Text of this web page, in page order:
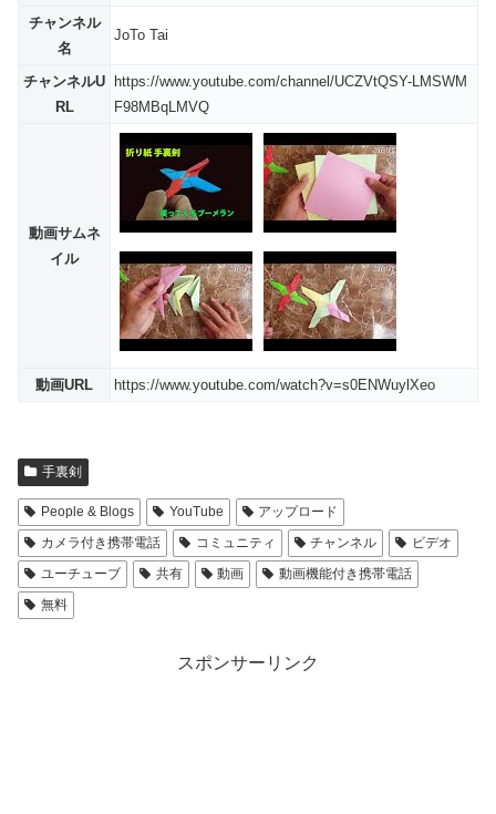
チャンネル
名
JoTo Tai
チャンネルU
RL
https://www.youtube.com/channel/UCZVtQSY-LMSWM
F98MBqLMVQ
動画サムネ
イル
動画URL https://www.youtube.com/watch?v=s0ENWuylXeo
手裏剣
People & Blogs YouTube
アップロード
カメラ付き携帯電話
コミュニティ チャンネル
ビデオ
ユーチューブ
共有 動画
動画機能付き携帯電話
無料
スポンサーリンク